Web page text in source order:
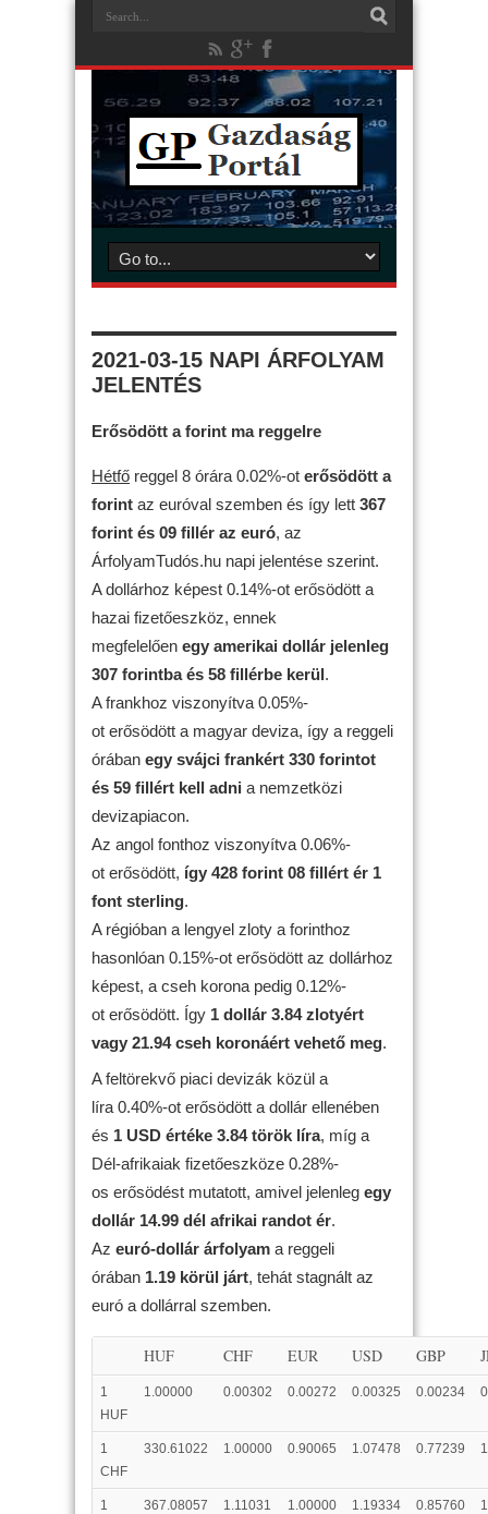
2021-03-15 NAPI ÁRFOLYAM
JELENTÉS
Erősödött a forint ma reggelre
Hétfő reggel 8 órára 0.02%-ot erősödött a
forint az euróval szemben és így lett 367
forint és 09 fillér az euró, az
ÁrfolyamTudós.hu napi jelentése szerint.
A dollárhoz képest 0.14%-ot erősödött a
hazai fizetőeszköz, ennek
megfelelően egy amerikai dollár jelenleg
307 forintba és 58 fillérbe kerül.
A frankhoz viszonyítva 0.05%-
ot erősödött a magyar deviza, így a reggeli
órában egy svájci frankért 330 forintot
és 59 fillért kell adni a nemzetközi
devizapiacon.
Az angol fonthoz viszonyítva 0.06%-
ot erősödött, így 428 forint 08 fillért ér 1
font sterling.
A régióban a lengyel zloty a forinthoz
hasonlóan 0.15%-ot erősödött az dollárhoz
képest, a cseh korona pedig 0.12%-
ot erősödött. Így 1 dollár 3.84 zlotyért
vagy 21.94 cseh koronáért vehető meg.
A feltörekvő piaci devizák közül a
líra 0.40%-ot erősödött a dollár ellenében
és 1 USD értéke 3.84 török líra, míg a
Dél-afrikaiak fizetőeszköze 0.28%-
os erősödést mutatott, amivel jelenleg egy
dollár 14.99 dél afrikai randot ér.
Az euró-dollár árfolyam a reggeli
órában 1.19 körül járt, tehát stagnált az
euró a dollárral szemben.
HUF CHF EUR USD GBP
1
HUF
1.00000 0.00302 0.00272 0.00325 0.00234
1
CHF
330.61022 1.00000 0.90065 1.07478 0.77239
1
367.08057 1.11031 1.00000 1.19334 0.85760